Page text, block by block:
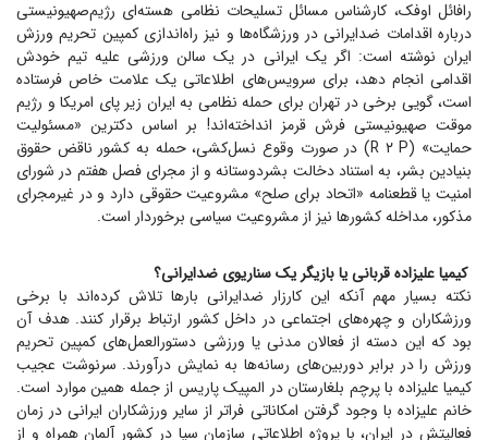
رافائل اوفک، کارشناس مسائل تسلیحات نظامی هسته‌ای رژیم‌صهیونیستی
درباره اقدامات ضدایرانی در ورزشگاه‌ها و نیز راه‌اندازی کمپین تحریم ورزش
ایران نوشته است: اگر یک ایرانی در یک سالن ورزشی علیه تیم خودش
اقدامی انجام دهد، برای سرویس‌های اطلاعاتی یک علامت خاص فرستاده
است، گویی برخی در تهران برای حمله نظامی به ایران زیر پای امریکا و رژیم
موقت صهیونیستی فرش قرمز انداخته‌اند! بر اساس دکترین «مسئولیت
حمایت» (R ۲ P) در صورت وقوع نسل‌کشی، حمله به کشور ناقض حقوق
بنیادین بشر، به استناد دخالت بشردوستانه و از مجرای فصل هفتم در شورای
امنیت یا قطعنامه «اتحاد برای صلح» مشروعیت حقوقی دارد و در غیرمجرای
مذکور، مداخله کشور‌ها نیز از مشروعیت سیاسی برخوردار است.
کیمیا علیزاده قربانی یا بازیگر یک سناریوی ضدایرانی؟
نکته بسیار مهم آنکه این کارزار ضدایرانی بار‌ها تلاش کرده‌اند با برخی
ورزشکاران و چهره‌های اجتماعی در داخل کشور ارتباط برقرار کنند. هدف آن
بود که این دسته از فعالان مدنی یا ورزشی دستورالعمل‌های کمپین تحریم
ورزش را در برابر دوربین‌های رسانه‌ها به نمایش درآورند. سرنوشت عجیب
کیمیا علیزاده با پرچم بلغارستان در المپیک پاریس از جمله همین موارد است.
خانم علیزاده با وجود گرفتن امکاناتی فراتر از سایر ورزشکاران ایرانی در زمان
فعالیتش در ایران، با پروژه اطلاعاتی سازمان سیا در کشور آلمان همراه و از